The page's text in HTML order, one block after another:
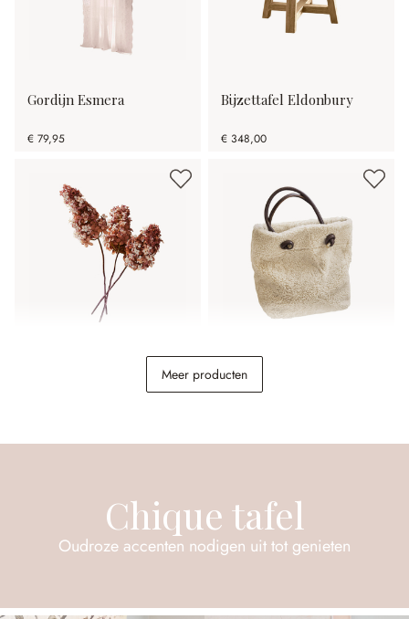
Gordijn Esmera
€ 79,95
Bijzettafel Eldonbury
€ 348,00
Sierbloem set van 3 Ylvi Tas Tarvin
Meer producten
Chique tafel
Oudroze accenten nodigen uit tot genieten